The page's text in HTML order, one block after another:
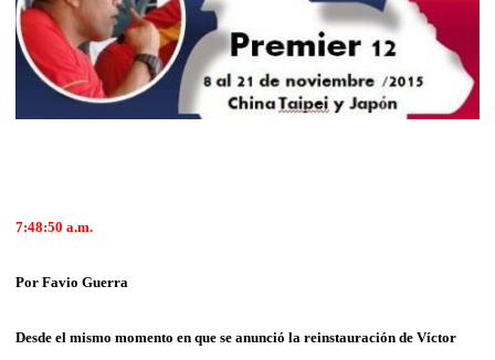
7:48:50 a.m.
Por Favio Guerra
Desde el mismo momento en que se anunció la reinstauración de Víctor